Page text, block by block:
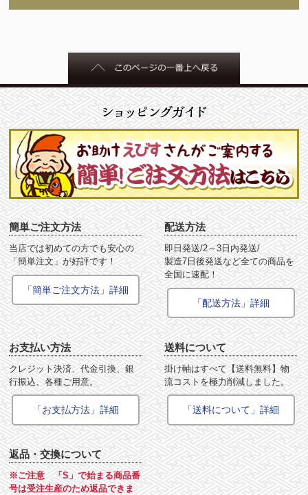
簡単ご注文方法
当店では初めての方でも安心の
「簡単注文」が好評です！
「簡単ご注文方法」詳細
配送方法
即日発送/2～3日内発送/
製造7日後発送など全ての商品を
全国に速配！
「配送方法」詳細
お支払い方法
クレジット決済、代金引換、銀
行振込、各種ご用意。
「お支払方法」詳細
送料について
掛け軸はすべて【送料無料】物
流コストを極力削減しました。
「送料について」詳細
返品・交換について
※ご注意 「S」で始まる商品番
号は受注生産のため返品できま